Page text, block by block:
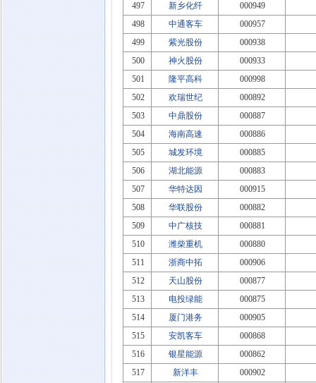
497
新乡化纤
000949
498
中通客车
000957
499
紫光股份
000938
500
神火股份
000933
501
隆平高科
000998
502
欢瑞世纪
000892
503
中鼎股份
000887
504
海南高速
000886
505
城发环境
000885
506
湖北能源
000883
507
华特达因
000915
508
华联股份
000882
509
中广核技
000881
510
潍柴重机
000880
511
浙商中拓
000906
512
天山股份
000877
513
电投绿能
000875
514
厦门港务
000905
515
安凯客车
000868
516
银星能源
000862
517
新洋丰
000902